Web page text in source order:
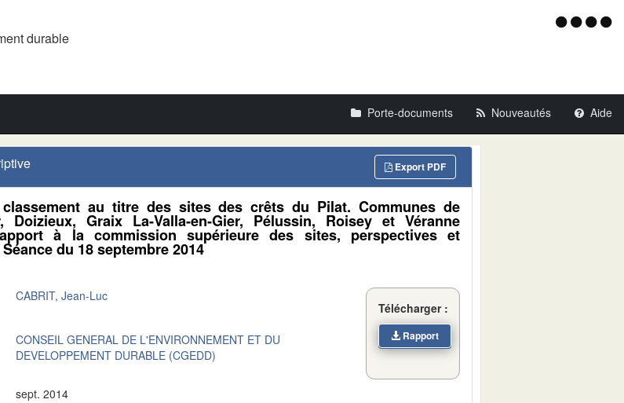
durable Menu
Porte-documents Nouveautés Aide
Export PDF
au titre des sites des crêts du Pilat. Communes de
Doizieux, Graix La-Valla-en-Gier, Pélussin, Roisey et Véranne
à la commission supérieure des sites, perspectives et
du 18 septembre 2014
CABRIT, Jean-Luc
CONSEIL GENERAL DE L'ENVIRONNEMENT ET DU
DEVELOPPEMENT DURABLE (CGEDD)
sept. 2014
Télécharger :
Rapport